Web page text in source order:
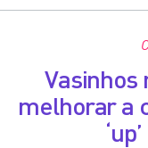
Vasinhos
melhorar a